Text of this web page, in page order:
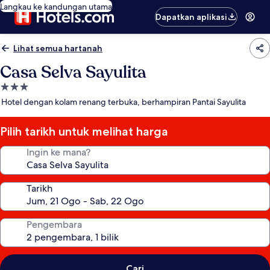
Langkau ke kandungan utama
Dapatkan aplikasi
Lihat semua hartanah
Casa Selva Sayulita
Hartanah
3.0
Hotel dengan kolam renang terbuka, berhampiran Pantai Sayulita
Pilih tarikh untuk melihat harga
Ingin ke mana?
Tarikh
Pengembara